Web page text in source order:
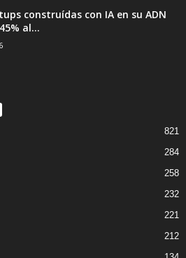
construídas con IA en su ADN
al...
821
284
258
232
221
212